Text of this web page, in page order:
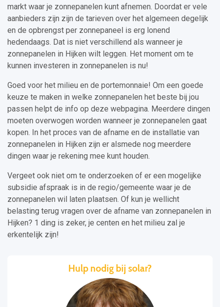
markt waar je zonnepanelen kunt afnemen. Doordat er vele
aanbieders zijn zijn de tarieven over het algemeen degelijk
en de opbrengst per zonnepaneel is erg lonend
hedendaags. Dat is niet verschillend als wanneer je
zonnepanelen in Hijken wilt leggen. Het moment om te
kunnen investeren in zonnepanelen is nu!
Goed voor het milieu en de portemonnaie! Om een goede
keuze te maken in welke zonnepanelen het beste bij jou
passen helpt de info op deze webpagina. Meerdere dingen
moeten overwogen worden wanneer je zonnepanelen gaat
kopen. In het proces van de afname en de installatie van
zonnepanelen in Hijken zijn er alsmede nog meerdere
dingen waar je rekening mee kunt houden.
Vergeet ook niet om te onderzoeken of er een mogelijke
subsidie afspraak is in de regio/gemeente waar je de
zonnepanelen wil laten plaatsen. Of kun je wellicht
belasting terug vragen over de afname van zonnepanelen in
Hijken? 1 ding is zeker, je centen en het milieu zal je
erkentelijk zijn!
Hulp nodig bij solar?